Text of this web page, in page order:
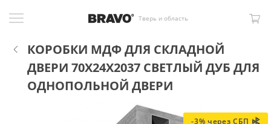
Тверь и область
КОРОБКИ МДФ ДЛЯ СКЛАДНОЙ
ДВЕРИ 70X24X2037 СВЕТЛЫЙ ДУБ ДЛЯ
ОДНОПОЛЬНОЙ ДВЕРИ
-3% через СБП